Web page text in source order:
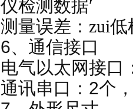
仪检测数据′
测量误差：zui
6、通信接口
电气以太网接口
通讯串口： 2个